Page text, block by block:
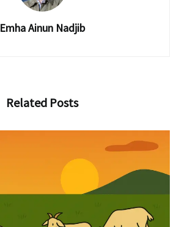
Emha Ainun Nadjib
Related Posts